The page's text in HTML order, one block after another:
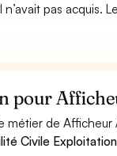
n’avait pas
pour
de Afficheur
Civile